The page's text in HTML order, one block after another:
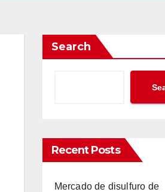
Search
Recent Posts
Mercado de disulfuro de